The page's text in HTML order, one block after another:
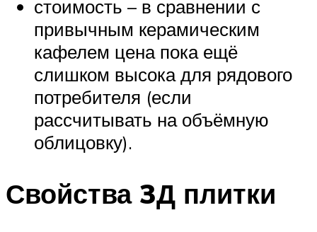
стоимость – в сравнении с
привычным керамическим
кафелем цена пока ещё
слишком высока для рядового
потребителя (если
рассчитывать на объёмную
облицовку).
Свойства 3Д плитки